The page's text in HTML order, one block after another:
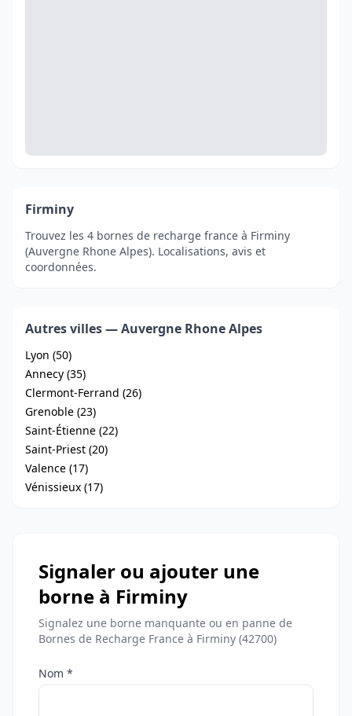
Firminy
Trouvez les 4 bornes de recharge france à Firminy
(Auvergne Rhone Alpes). Localisations, avis et
coordonnées.
Autres villes — Auvergne Rhone Alpes
Lyon (50)
Annecy (35)
Clermont-Ferrand (26)
Grenoble (23)
Saint-Étienne (22)
Saint-Priest (20)
Valence (17)
Vénissieux (17)
Signaler ou ajouter une
borne à Firminy
Signalez une borne manquante ou en panne de
Bornes de Recharge France à Firminy (42700)
Nom *